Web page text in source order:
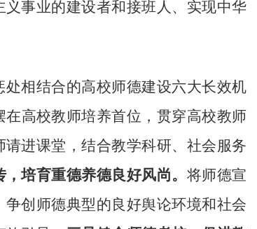
事业的建设者和接班人、实现中华
处相结合的高校师德建设六大长效机
在高校教师培养首位，贯穿高校教师
进课堂，结合教学科研、社会服务
培育重德养德良好风尚。 将师德宣
创师德典型的良好舆论环境和社会